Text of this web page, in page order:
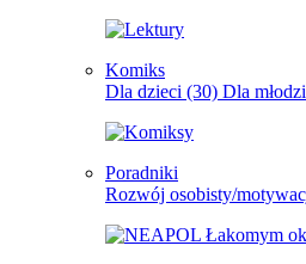
Komiks
Dla dzieci (30) Dla
Poradniki
Rozwój osobisty/